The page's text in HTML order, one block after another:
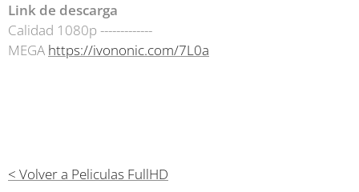
Link de descarga
Calidad 1080p -------------
MEGA https://ivononic.com/7L0a
< Volver a Peliculas FullHD